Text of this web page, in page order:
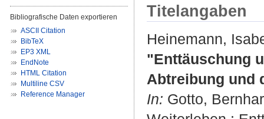
Bibliografische Daten exportieren
ASCII Citation
BibTeX
EP3 XML
EndNote
HTML Citation
Multiline CSV
Reference Manager
Titelangaben
Heinemann,
"Enttäuschung
Abtreibung und
In: Gotto,